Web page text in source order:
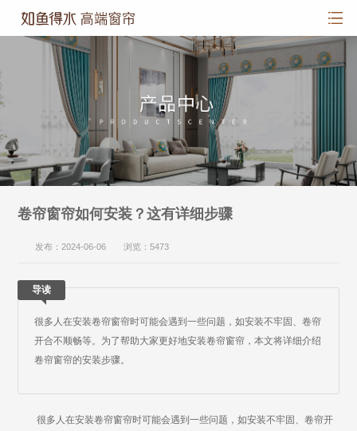
卷帘窗帘如何安装？这有详细步骤
发布：2024-06-06 浏览：5473
导读
很多人在安装卷帘窗帘时可能会遇到一些问题，如安装不牢固、卷帘
开合不顺畅等。为了帮助大家更好地安装卷帘窗帘，本文将详细介绍
卷帘窗帘的安装步骤。
很多人在安装卷帘窗帘时可能会遇到一些问题，如安装不牢固、卷帘开